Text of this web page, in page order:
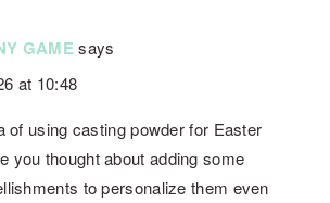
GAME says
at 10:48
of using casting powder for Easter
you thought about adding some
to personalize them even